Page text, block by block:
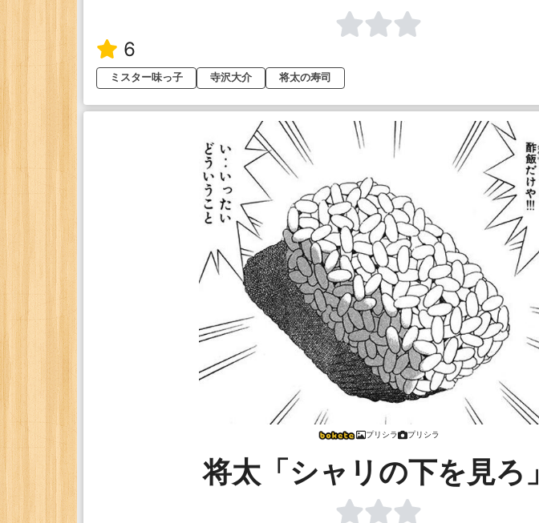
6
ミスター味っ子
寺沢大介 将太の寿司
プリシラ プリシラ
将太「シャリの下を見ろ」